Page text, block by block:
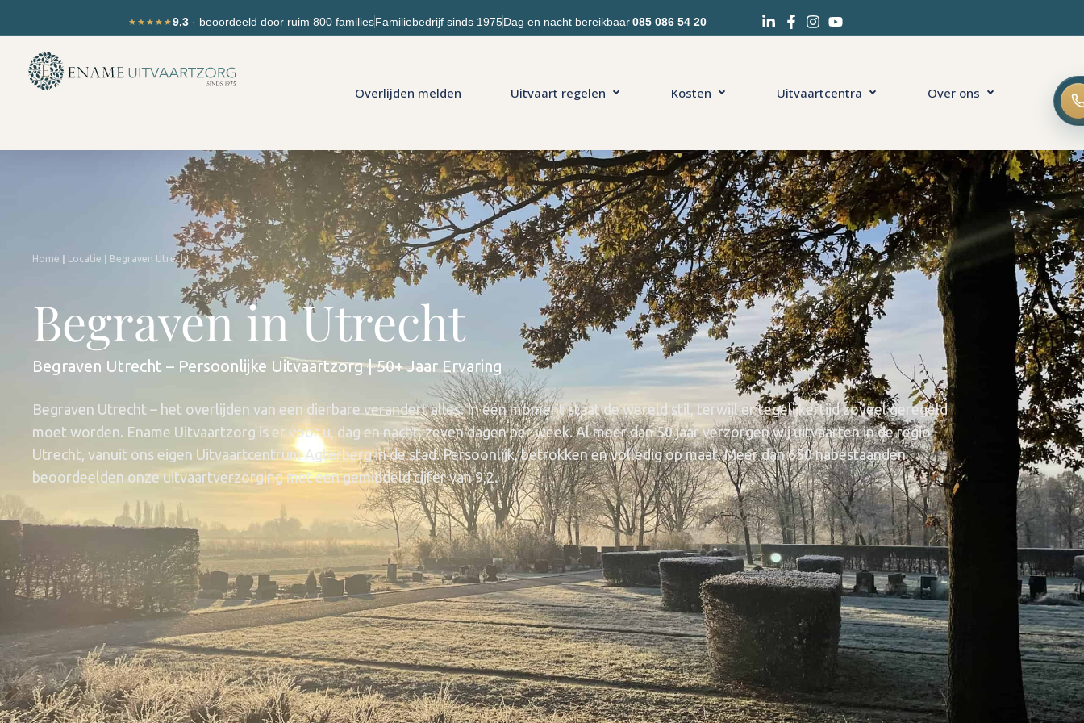
inhoud
naar
inhoud
★★★★★9,3· beoordeeld door ruim 800 familiesFamiliebedrijf sinds 1975Dag en nacht bereikbaar 085 086 54 20
Overlijden melden Uitvaart regelen Kosten Uitvaartcentra Over ons
Home | Locatie | Begraven Utrecht
Begraven in Utrecht
Begraven Utrecht – Persoonlijke Uitvaartzorg | 50+ Jaar Ervaring
Begraven Utrecht – het overlijden van een dierbare verandert alles. In één moment staat de wereld stil, terwijl er tegelijkertijd zoveel geregeld
moet worden. Ename Uitvaartzorg is er voor u, dag en nacht, zeven dagen per week. Al meer dan 50 jaar verzorgen wij uitvaarten in de regio
Utrecht, vanuit ons eigen Uitvaartcentrum Agterberg in de stad. Persoonlijk, betrokken en volledig op maat. Meer dan 650 nabestaanden
beoordeelden onze uitvaartverzorging met een gemiddeld cijfer van 9,2.